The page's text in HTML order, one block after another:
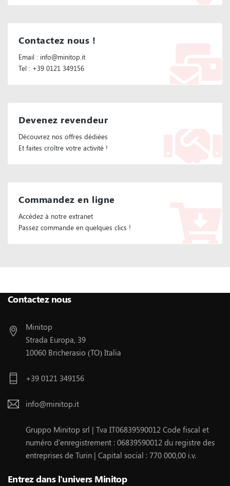
Contactez nous !
Email : info@minitop.it
Tel : +39 0121 349156
Devenez revendeur
Découvrez nos offres dédiées
Et faites croître votre activité !
Commandez en ligne
Accédez à notre extranet
Passez commande en quelques clics !
Contactez nous
Minitop
Strada Europa, 39
10060 Bricherasio (TO) Italia
+39 0121 349156
info@minitop.it
Gruppo Minitop srl | Tva IT06839590012 Code fiscal et
numéro d'enregistrement : 06839590012 du registre des
entreprises de Turin | Capital social : 770 000,00 i.v.
Entrez dans l'univers Minitop